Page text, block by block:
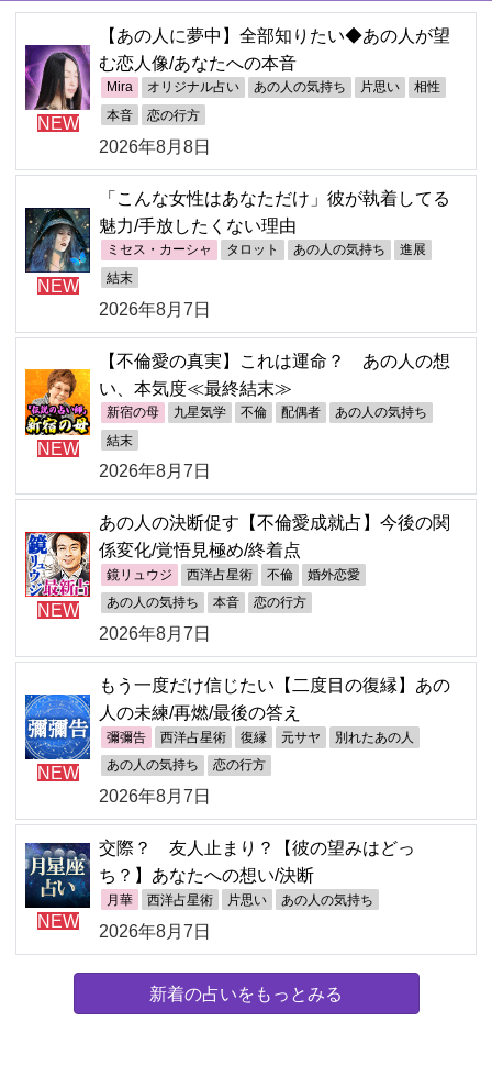
NEW
【あの人に夢中】全部知りたい◆あの人が望
む恋人像/あなたへの本音
Mira オリジナル占い あの人の気持ち 片思い 相性
本音 恋の行方
2026年8月8日
NEW
「こんな女性はあなただけ」彼が執着してる
魅力/手放したくない理由
ミセス・カーシャ タロット あの人の気持ち 進展
結末
2026年8月7日
NEW
【不倫愛の真実】これは運命？ あの人の想
い、本気度≪最終結末≫
新宿の母 九星気学 不倫 配偶者 あの人の気持ち
結末
2026年8月7日
NEW
あの人の決断促す【不倫愛成就占】今後の関
係変化/覚悟見極め/終着点
鏡リュウジ 西洋占星術 不倫 婚外恋愛
あの人の気持ち 本音 恋の行方
2026年8月7日
NEW
もう一度だけ信じたい【二度目の復縁】あの
人の未練/再燃/最後の答え
彌彌告 西洋占星術 復縁 元サヤ 別れたあの人
あの人の気持ち 恋の行方
2026年8月7日
NEW
交際？ 友人止まり？【彼の望みはどっ
ち？】あなたへの想い/決断
月華 西洋占星術 片思い あの人の気持ち
2026年8月7日
新着の占いをもっとみる